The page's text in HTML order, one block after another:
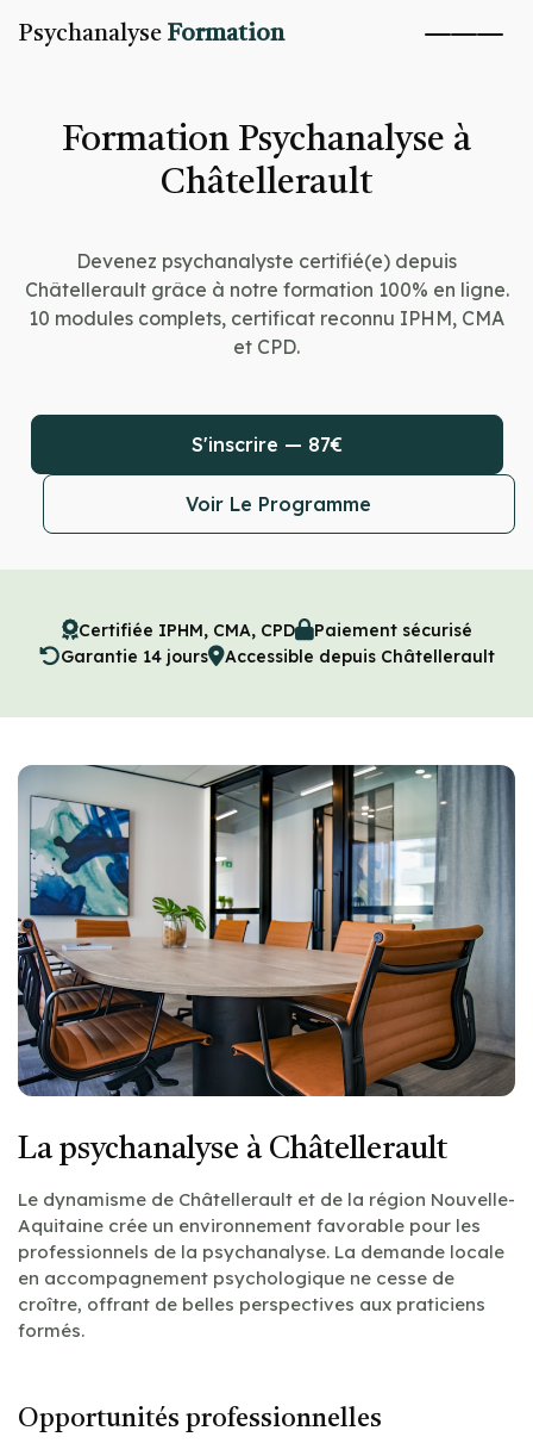
Psychanalyse Formation
Formation Psychanalyse à
Châtellerault
Devenez psychanalyste certifié(e) depuis
Châtellerault grâce à notre formation 100% en ligne.
10 modules complets, certificat reconnu IPHM, CMA
et CPD.
S'inscrire — 87€
Voir Le Programme
Certifiée IPHM, CMA, CPD
Paiement sécurisé
Garantie 14 jours
Accessible depuis Châtellerault
La psychanalyse à Châtellerault
Le dynamisme de Châtellerault et de la région Nouvelle-
Aquitaine crée un environnement favorable pour les
professionnels de la psychanalyse. La demande locale
en accompagnement psychologique ne cesse de
croître, offrant de belles perspectives aux praticiens
formés.
Opportunités professionnelles